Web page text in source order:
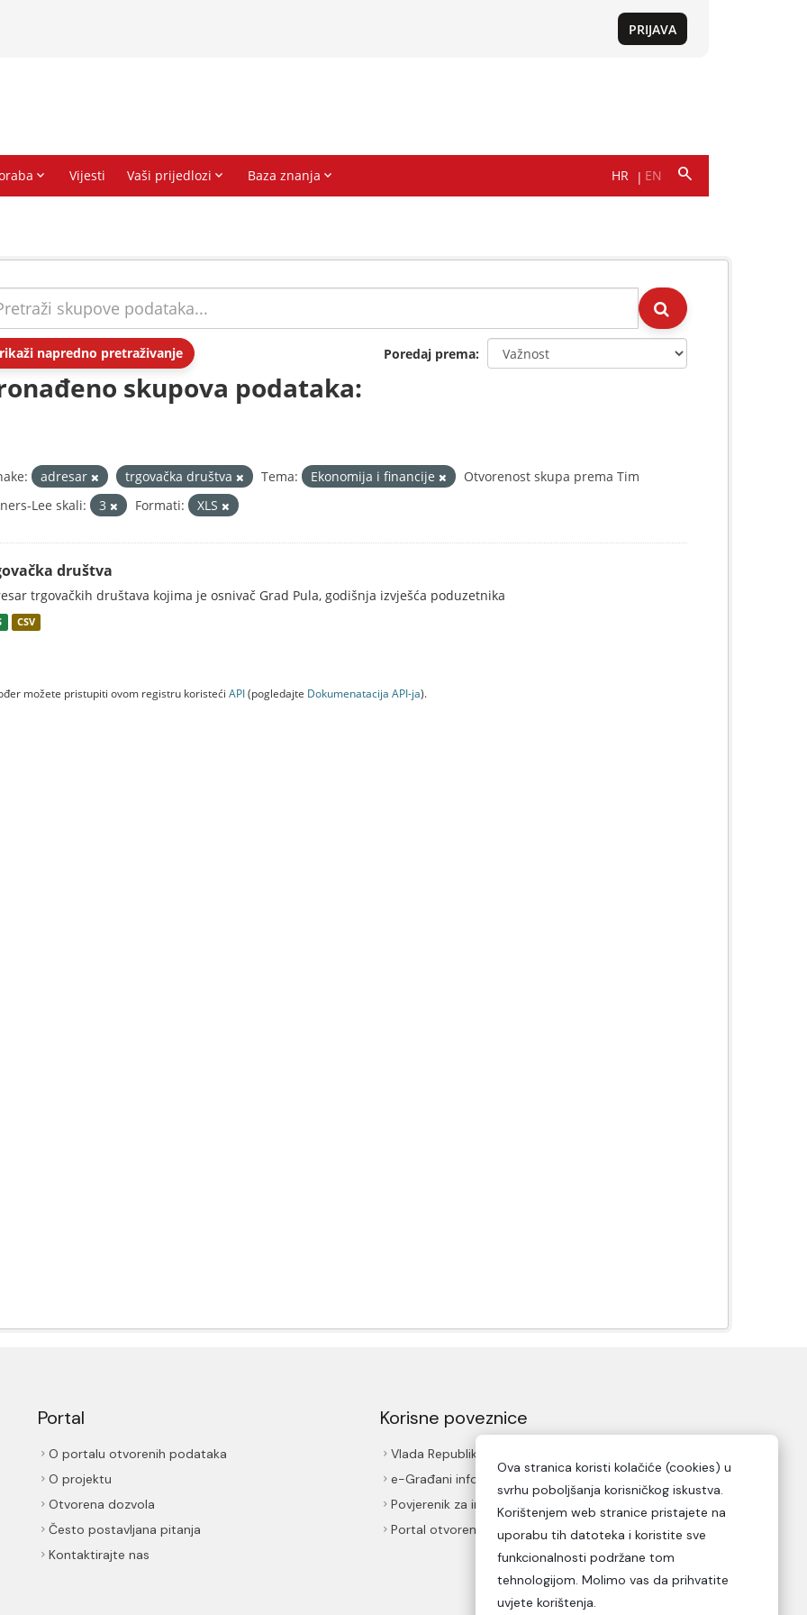
napredno pretraživanje Poredaj prema
skupova podataka:
adresar trgovačka društva Tema: Ekonomija i financije
Otvorenost skupa prema Tim
Lee skali:
3 Formati: XLS
društva
trgovačkih društava kojima je osnivač Grad Pula, godišnja izvješća poduzetnika
CSV
možete pristupiti ovom registru koristeći API(pogledajte Dokumenаtаcijа API-jа).